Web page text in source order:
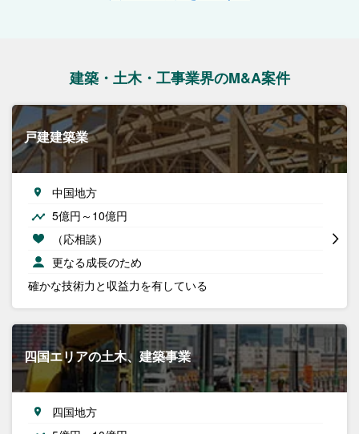
建築・土木・工事業界のM&A案件
戸建建築業
中国地方
5億円～10億円
（応相談）
更なる成長のため
確かな技術力と収益力を有している
四国エリアの土木、建築事業
四国地方